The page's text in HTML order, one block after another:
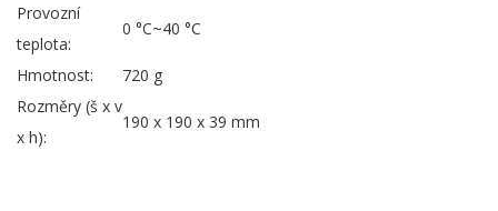
Provozní
teplota:
0 °C~40 °C
Hmotnost:
720 g
Rozměry (š x v
x h):
190 x 190 x 39 mm